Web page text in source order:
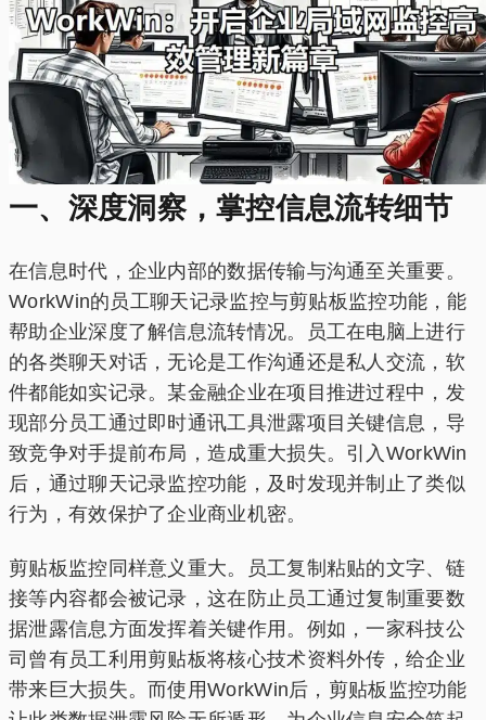
一、深度洞察，掌控信息流转细节
在信息时代，企业内部的数据传输与沟通至关重要。
WorkWin的员工聊天记录监控与剪贴板监控功能，能
帮助企业深度了解信息流转情况。员工在电脑上进行
的各类聊天对话，无论是工作沟通还是私人交流，软
件都能如实记录。某金融企业在项目推进过程中，发
现部分员工通过即时通讯工具泄露项目关键信息，导
致竞争对手提前布局，造成重大损失。引入WorkWin
后，通过聊天记录监控功能，及时发现并制止了类似
行为，有效保护了企业商业机密。
剪贴板监控同样意义重大。员工复制粘贴的文字、链
接等内容都会被记录，这在防止员工通过复制重要数
据泄露信息方面发挥着关键作用。例如，一家科技公
司曾有员工利用剪贴板将核心技术资料外传，给企业
带来巨大损失。而使用WorkWin后，剪贴板监控功能